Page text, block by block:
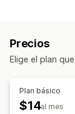
Precios
Elige el plan
Plan básico
$14al mes